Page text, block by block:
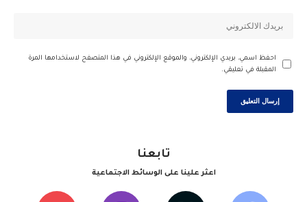
احفظ اسمي، بريدي الإلكتروني، والموقع الإلكتروني في هذا المتصفح لاستخدامها المرة
المقبلة في تعليقي.
تابعنا
اعثر علينا على الوسائط الاجتماعية